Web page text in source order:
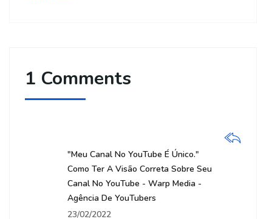
1 Comments
"Meu Canal No YouTube É Único."
Como Ter A Visão Correta Sobre Seu
Canal No YouTube - Warp Media -
Agência De YouTubers
23/02/2022